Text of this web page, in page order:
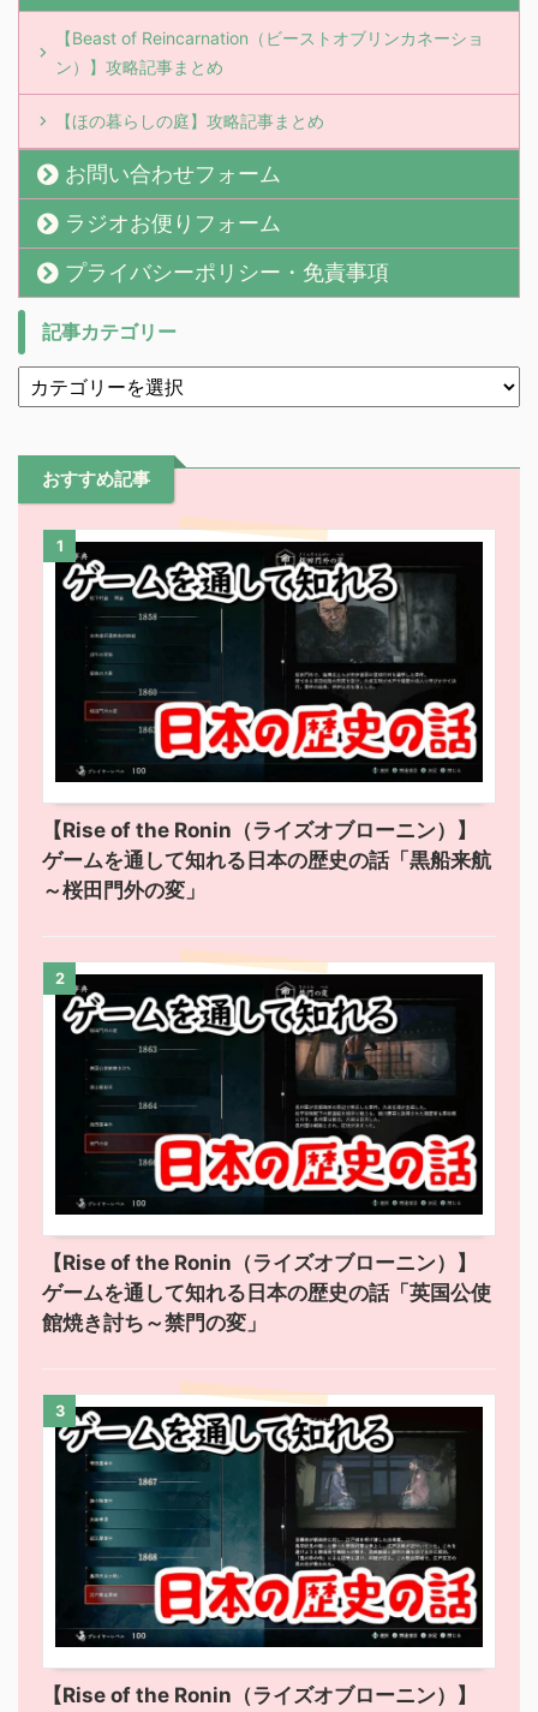
【Beast of Reincarnation（ビーストオブリンカネーショ
ン）】攻略記事まとめ
【ほの暮らしの庭】攻略記事まとめ
お問い合わせフォーム
ラジオお便りフォーム
プライバシーポリシー・免責事項
記事カテゴリー
おすすめ記事
1
【Rise of the Ronin（ライズオブローニン）】
ゲームを通して知れる日本の歴史の話「黒船来航
～桜田門外の変」
2
【Rise of the Ronin（ライズオブローニン）】
ゲームを通して知れる日本の歴史の話「英国公使
館焼き討ち～禁門の変」
3
【Rise of the Ronin（ライズオブローニン）】